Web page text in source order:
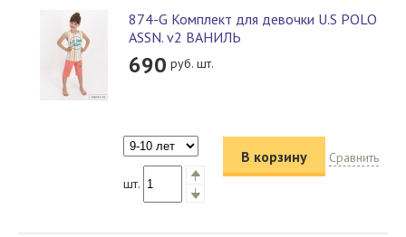
874-G Комплект для девочки U.S POLO
ASSN. v2 ВАНИЛЬ
690 руб. шт.
шт.
В корзину Сравнить